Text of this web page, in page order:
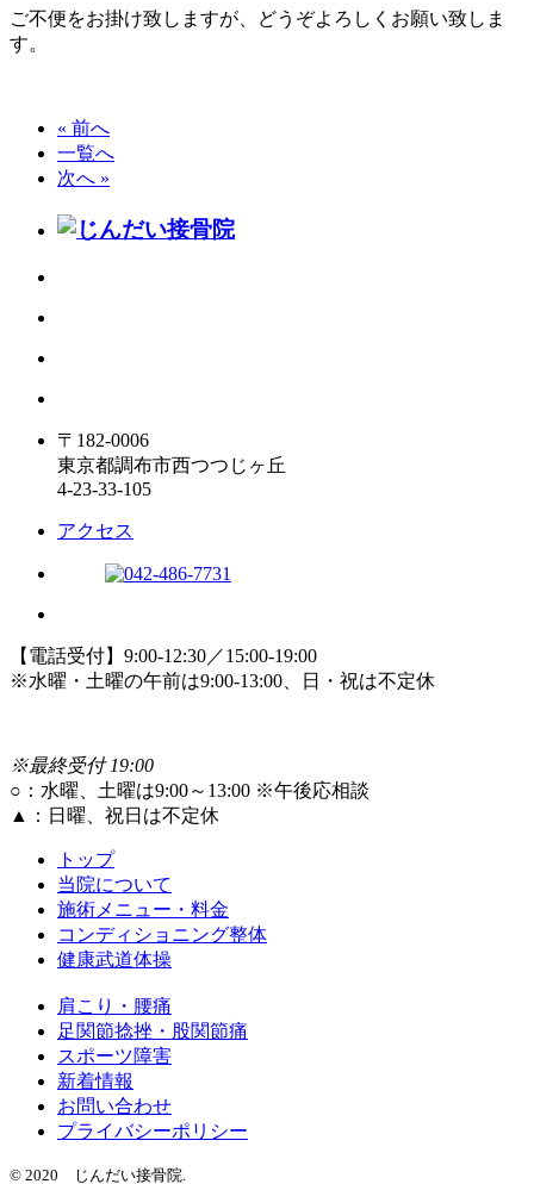
ご不便をお掛け致しますが、どうぞよろしくお願い致しま
す。
« 前へ
一覧へ
次へ »
〒182-0006
東京都調布市西つつじヶ丘
4-23-33-105
アクセス
【電話受付】9:00-12:30／15:00-19:00
※水曜・土曜の午前は9:00-13:00、日・祝は不定休
※最終受付 19:00
○ ：水曜、土曜は9:00～13:00 ※午後応相談
▲
：日曜、祝日は不定休
トップ
当院について
施術メニュー・料金
コンディショニング整体
健康武道体操
肩こり・腰痛
足関節捻挫・股関節痛
スポーツ障害
新着情報
お問い合わせ
プライバシーポリシー
© 2020 じんだい接骨院.